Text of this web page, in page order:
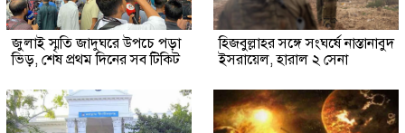
জুলাই স্মৃতি জাদুঘরে উপচে পড়া
ভিড়, শেষ প্রথম দিনের সব টিকিট
হিজবুল্লাহর সঙ্গে সংঘর্ষে নাস্তানাবুদ
ইসরায়েল, হারাল ২ সেনা